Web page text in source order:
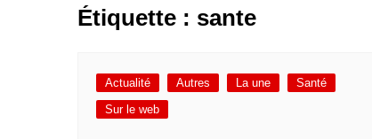
Étiquette : sante
Actualité Autres La une
Santé
Sur le web